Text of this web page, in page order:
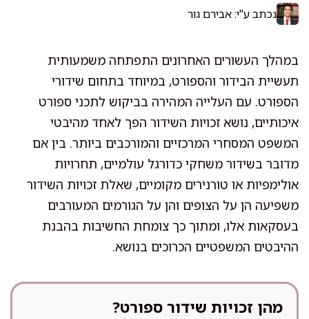
נכתב ע"י: אבירם גור
במהלך העשורים האחרונים התפתחה משמעותית
תעשיית הבידור והספורט, במיוחד בתחום שידורי
הספורט. עם העלייה המהירה בביקוש לתכני ספורט
איכותיים, נושא זכויות השידור הפך לאחד מהיבטי
המשפט המסחרי המרכזיים והמורכבים ביותר. בין אם
מדובר בשידור משחקי כדורגל עולמיים, תחרויות
אולימפיות או טורנירים מקומיים, שאלת זכויות השידור
משפיעה הן על הצופים והן על הגורמים המעורבים
בעסקאות אלו, ומתוך כך צומחת החשיבות בהבנת
ההיבטים המשפטיים הכרוכים בנושא.
מהן זכויות שידור ספורט?